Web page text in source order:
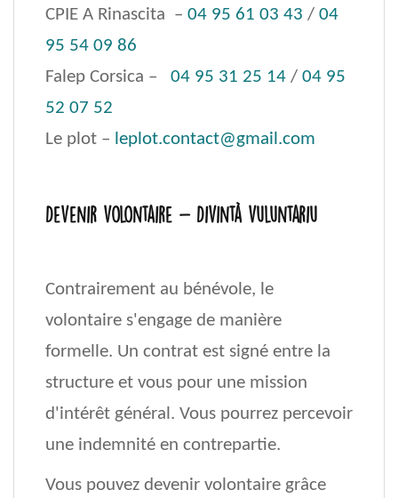
CPIE A Rinascita – 04 95 61 03 43 / 04
95 54 09 86
Falep Corsica –
04 95 31 25 14 / 04 95
52 07 52
Le plot – leplot.contact@gmail.com
Devenir volontaire - Divintà vuluntariu
Contrairement au bénévole, le
volontaire s'engage de manière
formelle. Un contrat est signé entre la
structure et vous pour une mission
d'intérêt général. Vous pourrez percevoir
une indemnité en contrepartie.
Vous pouvez devenir volontaire grâce